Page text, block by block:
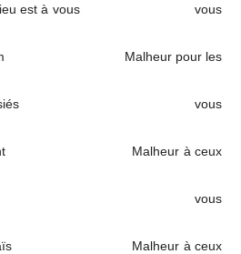
Dieu est à vous vous
ont faim Malheur pour les
rassasiés vous
pleurent Malheur à ceux
vous
sont haïs Malheur à ceux